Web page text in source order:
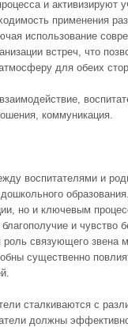
и активизируют
применения
использование
встреч, что
для обеих
взаимодействие,
коммуникация.
воспитателями и
но и ключевым
и чувство
роль связующего звена
существенно
сталкиваются с
должны